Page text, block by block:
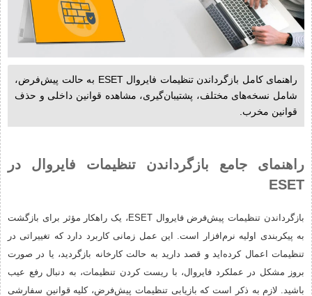
راهنمای کامل بازگرداندن تنظیمات فایروال ESET به حالت پیش‌فرض،
شامل نسخه‌های مختلف، پشتیبان‌گیری، مشاهده قوانین داخلی و حذف
قوانین مخرب.
راهنمای جامع بازگرداندن تنظیمات فایروال در
ESET
بازگرداندن تنظیمات پیش‌فرض فایروال ESET، یک راهکار مؤثر برای بازگشت
به پیکربندی اولیه نرم‌افزار است. این عمل زمانی کاربرد دارد که تغییراتی در
تنظیمات اعمال کرده‌اید و قصد دارید به حالت کارخانه بازگردید، یا در صورت
بروز مشکل در عملکرد فایروال، با ریست کردن تنظیمات، به دنبال رفع عیب
باشید. لازم به ذکر است که بازیابی تنظیمات پیش‌فرض، کلیه قوانین سفارشی